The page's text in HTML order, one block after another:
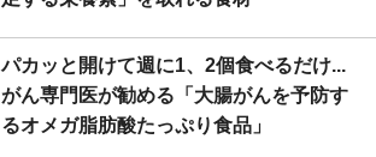
パカッと開けて週に1、2個食べるだけ...
がん専門医が勧める「大腸がんを予防す
るオメガ脂肪酸たっぷり食品」